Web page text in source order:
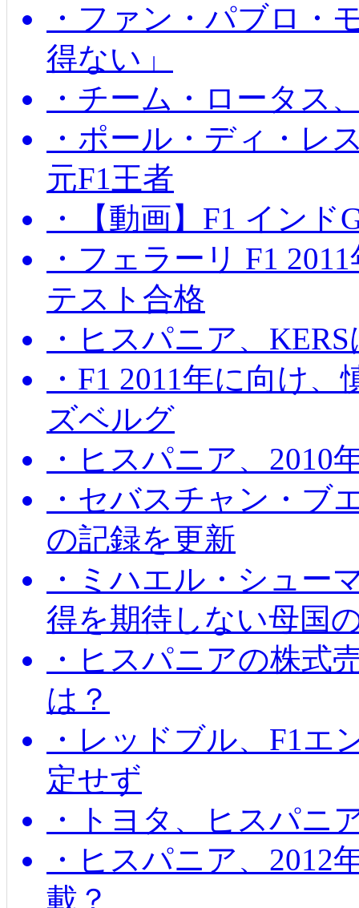
・ファン・パブロ・
得ない」
・チーム・ロータス
・ポール・ディ・レ
元F1王者
・【動画】F1 イン
・フェラーリ F1
テスト合格
・ヒスパニア、
・F1 2011年に向け
ズベルグ
・ヒスパニア、2010
・セバスチャン・ブ
の記録を更新
・ミハエル・シュー
得を期待しない母国
・ヒスパニアの株式
は？
・レッドブル、F1エ
定せず
・トヨタ、ヒスパニ
・ヒスパニア、2012
載？